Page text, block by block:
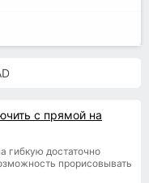
с прямой на
гибкую достаточно
прорисовывать